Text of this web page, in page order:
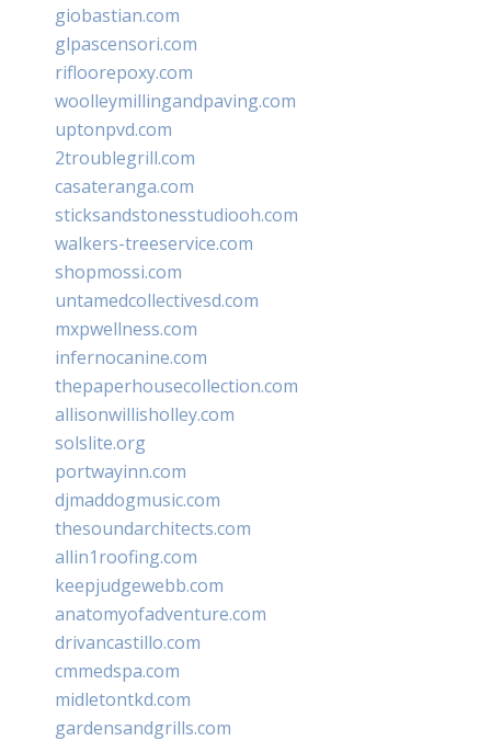
giobastian.com
glpascensori.com
rifloorepoxy.com
woolleymillingandpaving.com
uptonpvd.com
2troublegrill.com
casateranga.com
sticksandstonesstudiooh.com
walkers-treeservice.com
shopmossi.com
untamedcollectivesd.com
mxpwellness.com
infernocanine.com
thepaperhousecollection.com
allisonwillisholley.com
solslite.org
portwayinn.com
djmaddogmusic.com
thesoundarchitects.com
allin1roofing.com
keepjudgewebb.com
anatomyofadventure.com
drivancastillo.com
cmmedspa.com
midletontkd.com
gardensandgrills.com